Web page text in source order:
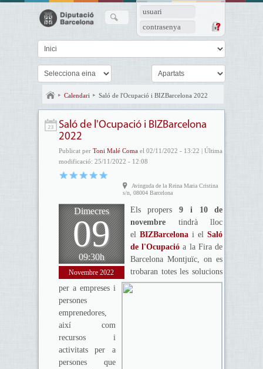
usuari
contrasenya
Calendari Saló de l'Ocupació i BIZBarcelona 2022
Saló de l'Ocupació i BIZBarcelona
2022
Publicat per Toni Malé Comael 02/11/2022 - 13:22 | Última
modificació: 25/11/2022 - 12:08
Avinguda de la Reina Maria Cristina
s/n, 08004 Barcelona
Dimecres
09
09:30h
Novembre 2022
Els propers9 i 10 de
novembre tindrà lloc
el BIZBarcelonai elSaló
de l'Ocupació a la Fira de
Barcelona Montjuïc, on es
trobaran totes les solucions
per a empreses i
persones
emprenedores,
així com
recursos i
activitats per a
persones que